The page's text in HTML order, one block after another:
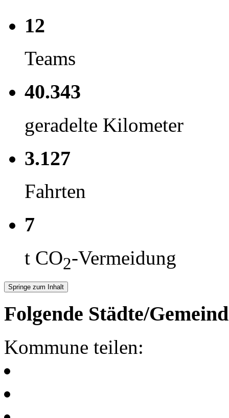
12
Teams
40.343
geradelte Kilometer
3.127
Fahrten
7
t CO2-Vermeidung
Springe zum Inhalt
Folgende Städte/
Kommune teilen: